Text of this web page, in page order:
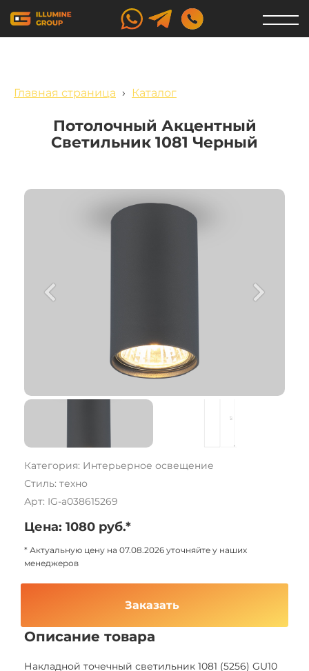
Главная страница › Каталог
Потолочный Акцентный
Светильник 1081 Черный
Категория: Интерьерное освещение
Стиль: техно
Арт: IG-a038615269
Цена: 1080 руб.*
* Актуальную цену на 07.08.2026 уточняйте у наших
менеджеров
Заказать
Описание товара
Накладной точечный светильник 1081 (5256) GU10